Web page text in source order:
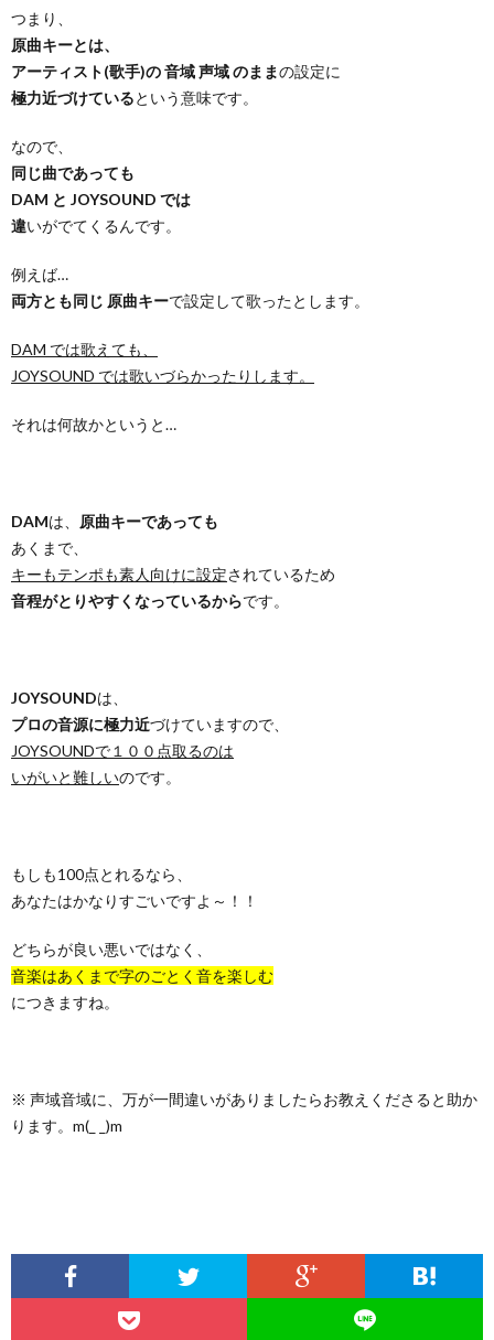
つまり、
原曲キーとは、
アーティスト(歌手)の 音域 声域 のままの設定に
極力近づけているという意味です。
なので、
同じ曲であっても
DAM と JOYSOUND では
違いがでてくるんです。
例えば…
両方とも同じ 原曲キーで設定して歌ったとします。
DAM では歌えても、
JOYSOUND では歌いづらかったりします。
それは何故かというと…
DAMは、 原曲キーであっても
あくまで、
キーもテンポも素人向けに設定されているため
音程がとりやすくなっているからです。
JOYSOUNDは、
プロの音源に極力近づけていますので、
JOYSOUNDで１００点取るのは
いがいと難しいのです。
もしも100点とれるなら、
あなたはかなりすごいですよ～！！
どちらが良い悪いではなく、
音楽はあくまで字のごとく音を楽しむ
につきますね。
※ 声域音域に、万が一間違いがありましたらお教えくださると助か
ります。m(_ _)m